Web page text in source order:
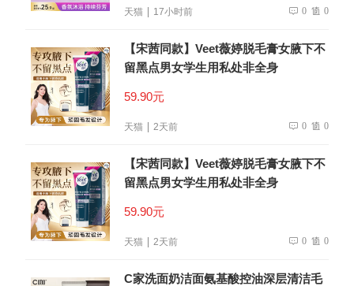
天猫 17小时前 0 0
【宋茜同款】Veet薇婷脱毛膏女腋下不
留黑点男女学生用私处非全身
59.90元
天猫 2天前 0 0
【宋茜同款】Veet薇婷脱毛膏女腋下不
留黑点男女学生用私处非全身
59.90元
天猫 2天前 0 0
C家洗面奶洁面氨基酸控油深层清洁毛